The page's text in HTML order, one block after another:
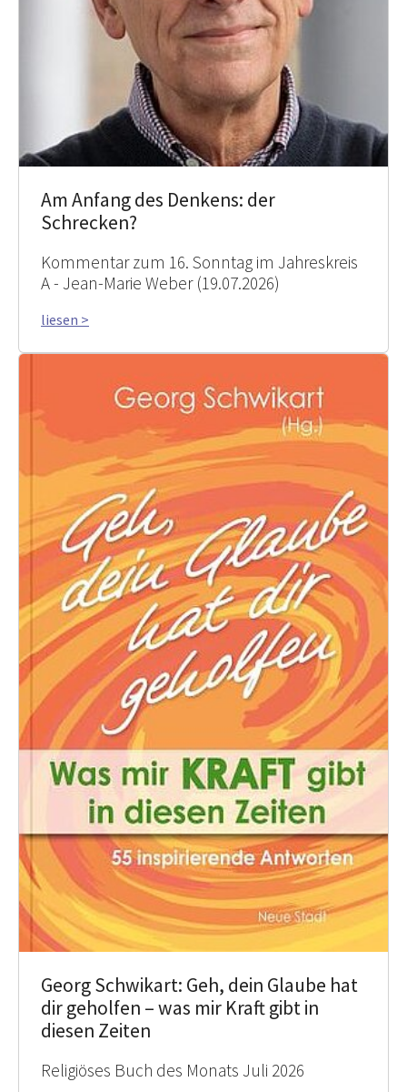
Am Anfang des Denkens: der
Schrecken?
Kommentar zum 16. Sonntag im Jahreskreis
A - Jean-Marie Weber (19.07.2026)
liesen >
Georg Schwikart: Geh, dein Glaube hat
dir geholfen – was mir Kraft gibt in
diesen Zeiten
Religiöses Buch des Monats Juli 2026